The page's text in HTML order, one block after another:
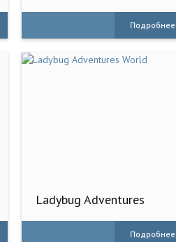
Подробнее
Ladybug Adventures
Подробнее